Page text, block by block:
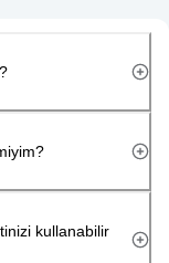
kullanabilir